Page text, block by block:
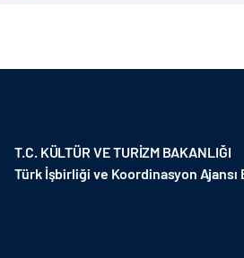
T.C. KÜLTÜR VE TURİZM BAKANLIĞI
Türk İşbirliği ve Koordinasyon Ajansı